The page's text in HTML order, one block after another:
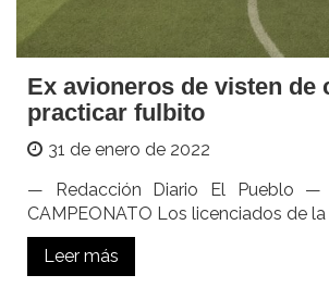
Ex avioneros de visten de
practicar fulbito
31 de enero de 2022
— Redacción Diario El Pueblo —
CAMPEONATO Los licenciados de la
Leer más